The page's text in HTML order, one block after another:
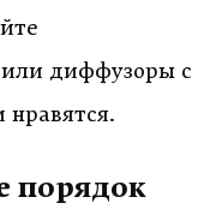
или диффузоры с
порядок